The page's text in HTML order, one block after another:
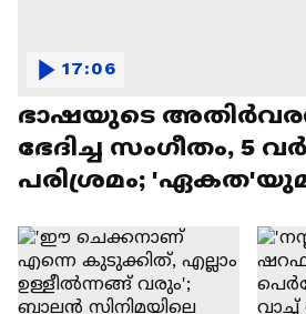
ഭാഷയുടെ
ഭേദിച്ച സംഗീതം, 5
പരിശ്രമം;
17:06